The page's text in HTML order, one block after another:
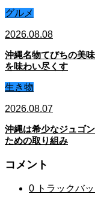
グルメ
2026.08.08
沖縄名物てびちの美
を味わい尽くす
生き物
2026.08.07
沖縄は希少なジュゴ
ための取り組み
コメント
0 トラックバ